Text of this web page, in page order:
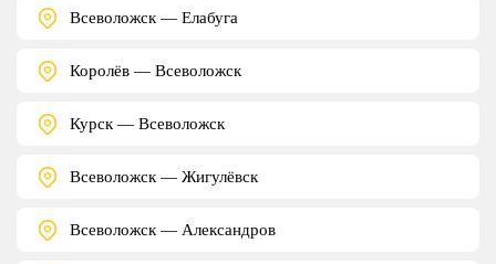
Всеволожск — Елабуга
Королёв — Всеволожск
Курск — Всеволожск
Всеволожск — Жигулёвск
Всеволожск — Александров